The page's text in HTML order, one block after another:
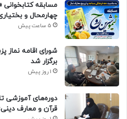
مسابقه
چهارمحال و
5 ساعت پیش
شورای اقامه نماز
برگزار شد
1 روز پیش
دوره‌های آموزشی
قرآن و معارف